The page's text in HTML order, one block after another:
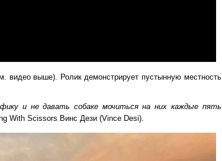
видео выше). Ролик демонстрирует пустынную местность
и не давать собаке мочиться на них каждые пять
With Scissors Винс Дези (Vince Desi).